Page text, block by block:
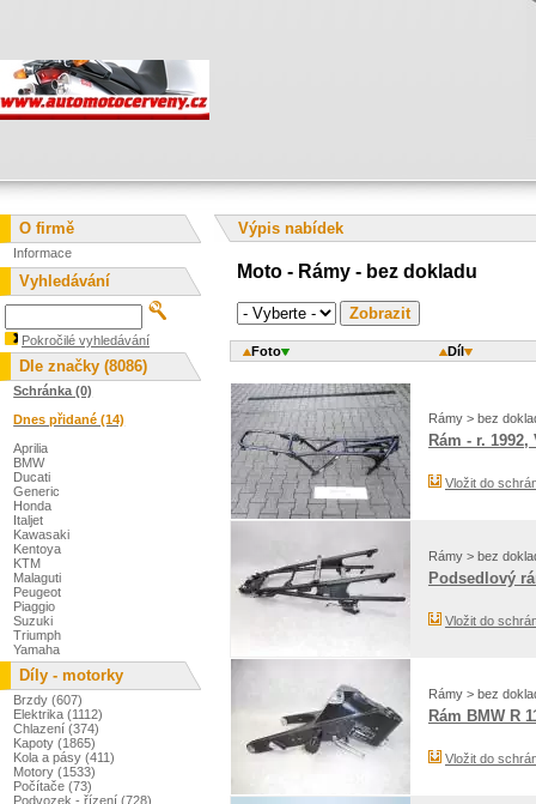
Výpis nabídek
Moto - Rámy - bez dokladu
Foto Díl
Rámy > bez
Rám - r. 1992,
Vložit do
Rámy > bez
Podsedlový
Vložit do
Rámy > bez
Rám BMW R
Vložit do
O firmě
Informace
Vyhledávání
Pokročilé vyhledávání
Dle značky (8086)
Schránka (0)
Dnes přidané (14)
Aprilia
BMW
Ducati
Generic
Honda
Italjet
Kawasaki
Kentoya
KTM
Malaguti
Peugeot
Piaggio
Suzuki
Triumph
Yamaha
Díly - motorky
Brzdy (607)
Elektrika (1112)
Chlazení (374)
Kapoty (1865)
Kola a pásy (411)
Motory (1533)
Počítače (73)
Podvozek - řízení (728)